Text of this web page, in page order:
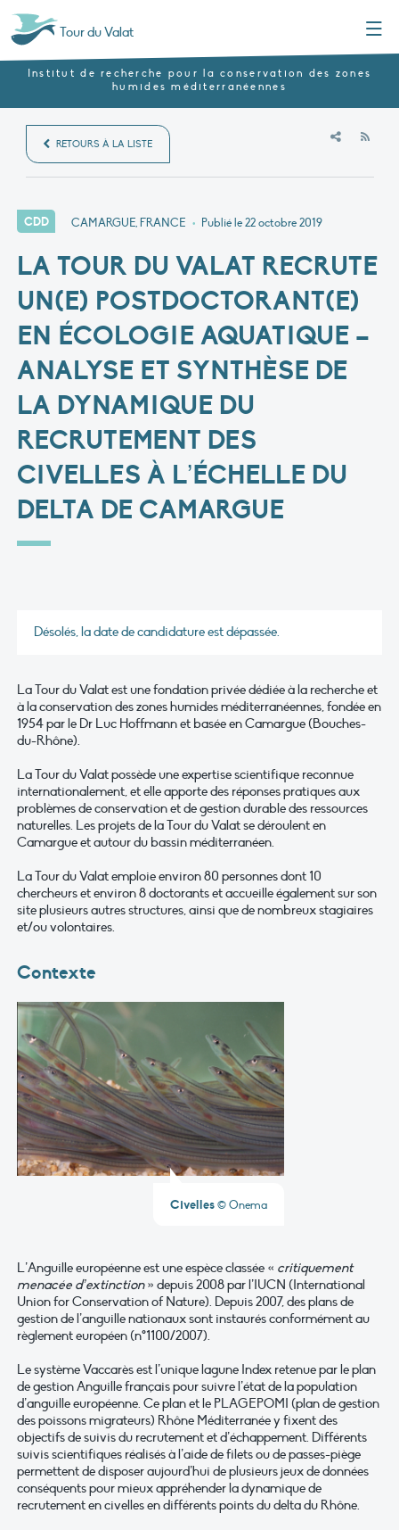
Tour du Valat
Institut de recherche pour la conservation des zones
humides méditerranéennes
RETOURS À LA LISTE
CDD CAMARGUE, FRANCE • Publié le22 octobre 2019
LA TOUR DU VALAT RECRUTE
UN(E) POSTDOCTORANT(E)
EN ÉCOLOGIE AQUATIQUE –
ANALYSE ET SYNTHÈSE DE
LA DYNAMIQUE DU
RECRUTEMENT DES
CIVELLES À L’ÉCHELLE DU
DELTA DE CAMARGUE
Désolés, la date de candidature est dépassée.
La Tour du Valat est une fondation privée dédiée à la recherche et
à la conservation des zones humides méditerranéennes, fondée en
1954 par le Dr Luc Hoffmann et basée en Camargue (Bouches-
du-Rhône).
La Tour du Valat possède une expertise scientifique reconnue
internationalement, et elle apporte des réponses pratiques aux
problèmes de conservation et de gestion durable des ressources
naturelles. Les projets de la Tour du Valat se déroulent en
Camargue et autour du bassin méditerranéen.
La Tour du Valat emploie environ 80 personnes dont 10
chercheurs et environ 8 doctorants et accueille également sur son
site plusieurs autres structures, ainsi que de nombreux stagiaires
et/ou volontaires.
Contexte
Civelles© Onema
L’Anguille européenne est une espèce classée « critiquement
menacée d’extinction» depuis 2008 par l’IUCN (International
Union for Conservation of Nature). Depuis 2007, des plans de
gestion de l’anguille nationaux sont instaurés conformément au
règlement européen (n°1100/2007).
Le système Vaccarès est l’unique lagune Index retenue par le plan
de gestion Anguille français pour suivre l’état de la population
d’anguille européenne. Ce plan et le PLAGEPOMI (plan de gestion
des poissons migrateurs) Rhône Méditerranée y fixent des
objectifs de suivis du recrutement et d’échappement. Différents
suivis scientifiques réalisés à l’aide de filets ou de passes-piège
permettent de disposer aujourd’hui de plusieurs jeux de données
conséquents pour mieux appréhender la dynamique de
recrutement en civelles en différents points du delta du Rhône.